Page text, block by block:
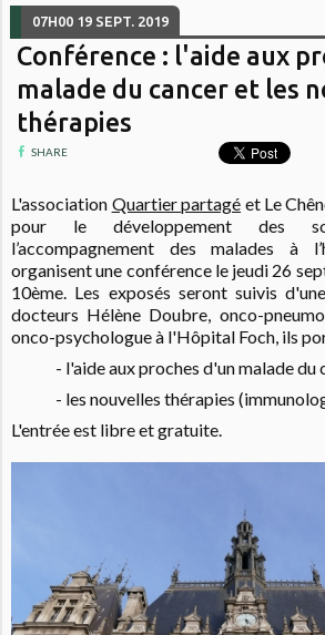
07H00 19 SEPT. 2019
Conférence : l'aide aux
malade du cancer et les
thérapies
SHARE
L'association Quartier partagé et Le
pour le développement des
l’accompagnement des malades à
organisent une conférence le jeudi 26
10ème. Les exposés serontsuivis
docteurs Hélène Doubre, onco-
onco-psychologue à l'Hôpital Foch, ils
- l'aide aux proches d'un malade du
- les nouvelles thérapies
L'entrée est libre et gratuite.